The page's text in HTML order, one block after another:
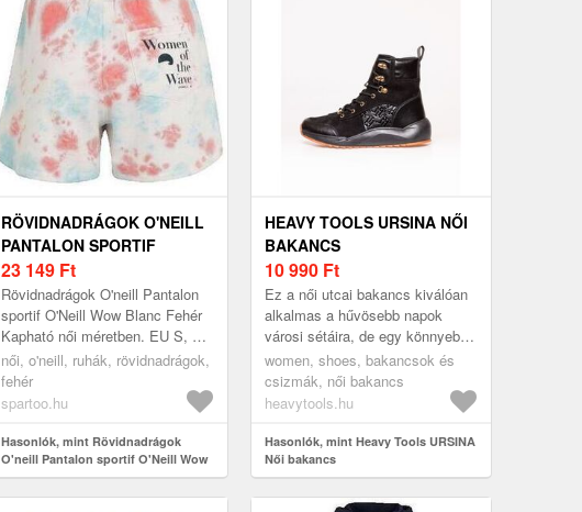
RÖVIDNADRÁGOK O'NEILL
PANTALON SPORTIF
O'NEILL WOW BLANC
23 149 Ft
Rövidnadrágok O'neill Pantalon
sportif O'Neill Wow Blanc Fehér
Kapható női méretben. EU S, EU
M Női > Ruhák > Rövidnadrágok
női, o'neill, ruhák, rövidnadrágok,
fehér
spartoo.hu
Hasonlók, mint Rövidnadrágok
O'neill Pantalon sportif O'Neill Wow
Blanc
HEAVY TOOLS URSINA NŐI
BAKANCS
10 990 Ft
Ez a női utcai bakancs kiválóan
alkalmas a hűvösebb napok
városi sétáira, de egy könnyebb
kirándulásra is felveheted.
Magasított szára tartja a bok...
women, shoes, bakancsok és
csizmák, női bakancs
heavytools.hu
Hasonlók, mint Heavy Tools URSINA
Női bakancs